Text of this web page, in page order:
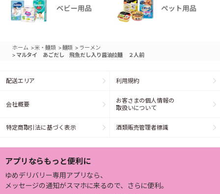
ホーム >米・麺類 >麺類 > ラーメン
> マルタイ あごだし 飛魚だし入り醤油拉麺 ２人前
配送エリア 利用規約
会社概要
お客さまの個人情報の
取扱いについて
特定商取引法に基づく表示 酒類販売管理者標識
アプリならもっと便利に
ゆめデリバリー専用アプリなら、
メッセージの通知がスマホに来るので、さらに便利。